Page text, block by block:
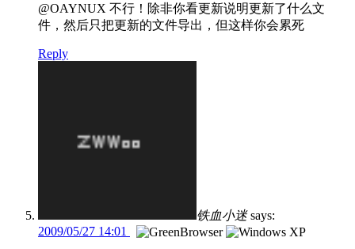
@OAYNUX 不行！除非你看更新说明更新了什么文
件，然后只把更新的文件导出，但这样你会累死
Reply
铁血小迷 says:
2009/05/27 14:01